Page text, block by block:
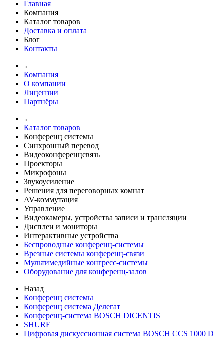
Главная
Компания
Каталог товаров
Доставка и оплата
Блог
Контакты
←
Компания
О компании
Лицензии
Партнёры
←
Каталог товаров
Конференц системы
Синхронный перевод
Видеоконференцсвязь
Проекторы
Микрофоны
Звукоусиление
Решения для переговорных комнат
AV-коммутация
Управление
Видеокамеры, устройства записи и трансляции
Дисплеи и мониторы
Интерактивные устройства
Беспроводные конференц-системы
Врезные системы конференц-связи
Мультимедийные конгресс-системы
Оборудование для конференц-залов
Назад
Конференц системы
Конференц система Делегат
Конференц-система BOSCH DICENTIS
SHURE
Цифровая дискуссионная система BOSCH CCS 1000 D